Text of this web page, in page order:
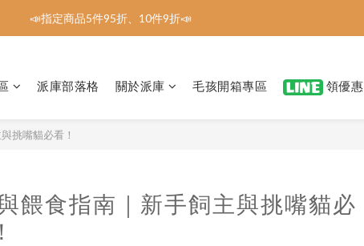
📣指定商品5件95折、10件9折📣
📣指定商品5件95折、10件9折📣
全館消費滿1200免運到府
派庫部落格 關於派庫 毛孩開箱專區 領優惠
挑嘴貓必看！
餵食指南｜新手飼主與挑嘴貓必